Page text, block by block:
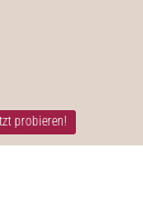
probieren!